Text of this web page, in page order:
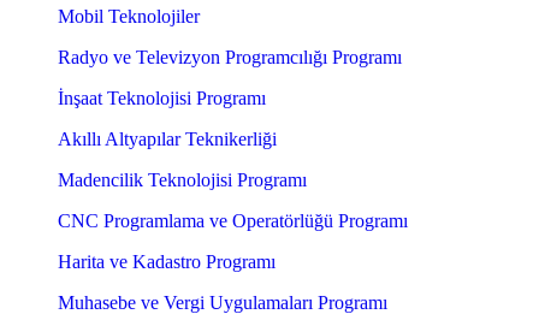
Mobil Teknolojiler
Radyo ve Televizyon Programcılığı Programı
İnşaat Teknolojisi Programı
Akıllı Altyapılar Teknikerliği
Madencilik Teknolojisi Programı
CNC Programlama ve Operatörlüğü Programı
Harita ve Kadastro Programı
Muhasebe ve Vergi Uygulamaları Programı